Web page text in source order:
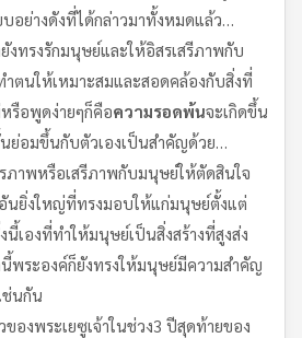
อย่างดังที่ได้กล่าวมาทั้งหมดแล้ว…
งทรงรักมนุษย์และให้อิสรเสรีภาพกับ
ำตนให้เหมาะสมและสอดคล้องกับสิ่งที่
รือพูดง่ายๆก็คือความรอดพ้นจะเกิดขึ้น
ย่อมขึ้นกับตัวเองเป็นสำคัญด้วย…
ภาพหรือเสรีภาพกับมนุษย์ให้ตัดสินใจ
นยิ่งใหญ่ที่ทรงมอบให้แก่มนุษย์ตั้งแต่
นี้เองที่ทำให้มนุษย์เป็นสิ่งสร้างที่สูงส่ง
พระองค์ก็ยังทรงให้มนุษย์มีความสำคัญ
ช่นกัน
ของพระเยซูเจ้าในช่วง3 ปีสุดท้ายของ